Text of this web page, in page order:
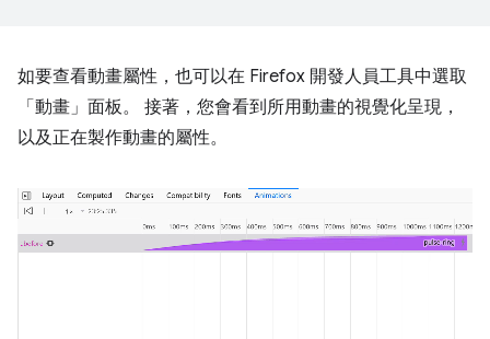
如要查看動畫屬性，也可以在 Firefox 開發人員工具中選取
「動畫」 面板。 接著，您會看到所用動畫的視覺化呈現，
以及正在製作動畫的屬性。